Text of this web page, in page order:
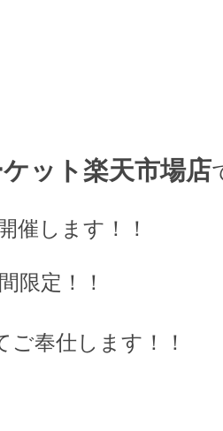
ット楽天市場店
催します！！
限定！！
ご奉仕します！！